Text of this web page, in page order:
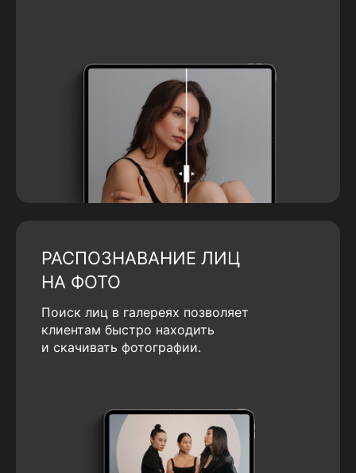
РАСПОЗНАВАНИЕ ЛИЦ
НА ФОТО
Поиск лиц в галереях позволяет
клиентам быстро находить
и скачивать фотографии.